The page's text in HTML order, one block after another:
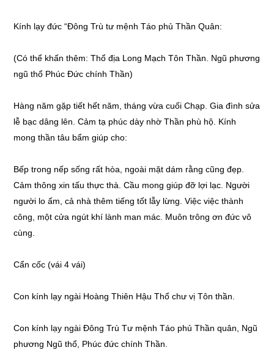
Kính lạy đức “Đông Trù tư mệnh Táo phủ Thần Quân:
(Có thể khấn thêm: Thổ địa Long Mạch Tôn Thần. Ngũ phương
ngũ thổ Phúc Đức chính Thần)
Hàng năm gặp tiết hết năm, tháng vừa cuối Chạp. Gia đình sửa
lễ bạc dâng lên. Cảm tạ phúc dày nhờ Thần phù hộ. Kính
mong thần tâu bẩm giúp cho:
Bếp trong nếp sống rất hòa, ngoài mặt dám rằng cũng đẹp.
Cảm thông xin tấu thực thà. Cầu mong giúp đỡ lợi lạc. Người
người lo ấm, cả nhà thêm tiếng tốt lẫy lừng. Việc việc thành
công, một cửa ngút khí lành man mác. Muôn trông ơn đức vô
cùng.
Cẩn cốc (vái 4 vái)
Con kính lạy ngài Hoàng Thiên Hậu Thổ chư vị Tôn thần.
Con kính lạy ngài Đông Trù Tư mệnh Táo phủ Thần quân, Ngũ
phương Ngũ thổ, Phúc đức chính Thần.